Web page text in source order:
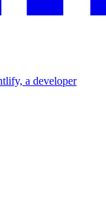
a developer